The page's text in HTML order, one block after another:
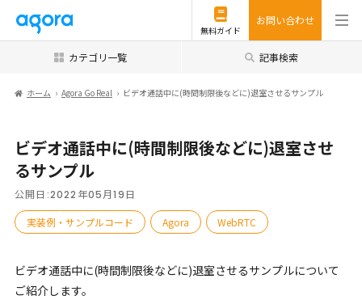
無料ガイド
お問い合わせ
カテゴリ一覧 記事検索
ホーム Agora Go Real ビデオ通話中に(時間制限後などに)退室させるサンプル
ビデオ通話中に(時間制限後などに)退室させ
るサンプル
公開日:2022年05月19日
実装例・サンプルコード
Agora WebRTC
ビデオ通話中に(時間制限後などに)退室させるサンプルについて
ご紹介します。